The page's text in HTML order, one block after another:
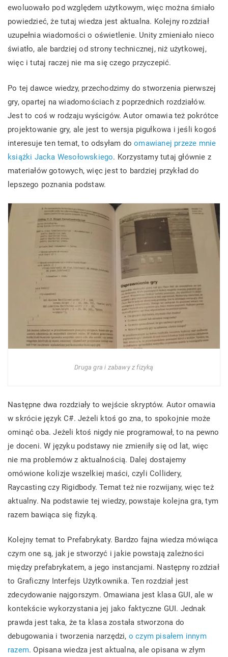
ewoluowało pod względem użytkowym, więc można śmiało
powiedzieć, że tutaj wiedza jest aktualna. Kolejny rozdział
uzupełnia wiadomości o oświetlenie. Unity zmieniało nieco
światło, ale bardziej od strony technicznej, niż użytkowej,
więc i tutaj raczej nie ma się czego przyczepić.
Po tej dawce wiedzy, przechodzimy do stworzenia pierwszej
gry, opartej na wiadomościach z poprzednich rozdziałów.
Jest to coś w rodzaju wyścigów. Autor omawia też pokrótce
projektowanie gry, ale jest to wersja pigułkowa i jeśli kogoś
interesuje ten temat, to odsyłam doomawianej przeze mnie
książki Jacka Wesołowskiego. Korzystamy tutaj głównie z
materiałów gotowych, więc jest to bardziej przykład do
lepszego poznania podstaw.
Druga gra i zabawy z fizyką
Następne dwa rozdziały to wejście skryptów. Autor omawia
w skrócie język C#. Jeżeli ktoś go zna, to spokojnie może
ominąć oba. Jeżeli ktoś nigdy nie programował, to na pewno
je doceni. W języku podstawy nie zmieniły się od lat, więc
nie ma problemów z aktualnością. Dalej dostajemy
omówione kolizje wszelkiej maści, czyli Collidery,
Raycasting czy Rigidbody. Temat też nie rozwijany, więc też
aktualny. Na podstawie tej wiedzy, powstaje kolejna gra, tym
razem bawiąca się fizyką.
Kolejny temat to Prefabrykaty. Bardzo fajna wiedza mówiąca
czym one są, jak je stworzyć i jakie powstają zależności
między prefabrykatem, a jego instancjami. Następny rozdział
to Graficzny Interfejs Użytkownika. Ten rozdział jest
zdecydowanie najgorszym. Omawiana jest klasa GUI, ale w
kontekście wykorzystania jej jako faktyczne GUI. Jednak
prawda jest taka, że ta klasa została stworzona do
debugowania i tworzenia narzędzi, o czym pisałem innym
razem. Opisana wiedza jest aktualna, ale opisana w złym